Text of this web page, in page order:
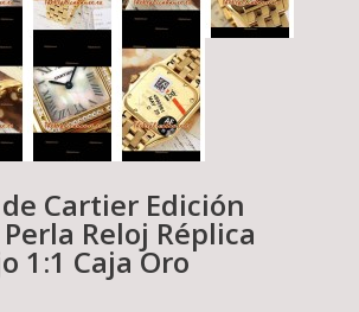
de Cartier Edición
Reloj Réplica
1:1 Caja Oro